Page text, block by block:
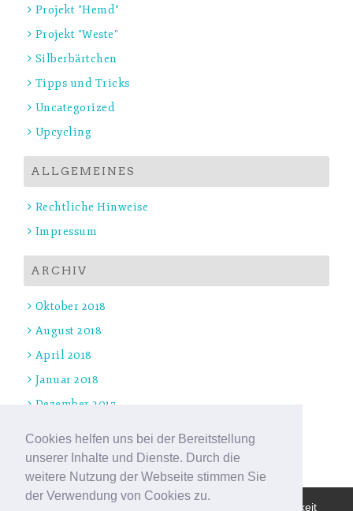
Cookies helfen uns bei der Bereitstellung
unserer Inhalte und Dienste. Durch die
weitere Nutzung der Webseite stimmen Sie
der Verwendung von Cookies zu.
Wir benutzen Cookies um die Nutzerfreundlichkeit
Projekt "Hemd"
Projekt "Weste"
Silberbärtchen
Tipps und Tricks
Uncategorized
Upcycling
ALLGEMEINES
Rechtliche Hinweise
Impressum
ARCHIV
Oktober 2018
August 2018
April 2018
Januar 2018
Dezember 2017
Oktober 2017